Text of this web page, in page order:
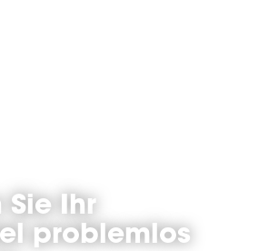
Sie Ihr
problemlos